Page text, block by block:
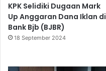
KPK Selidiki Dugaan Mark
Up Anggaran Dana Iklan di
Bank Bjb (BJBR)
18 September 2024